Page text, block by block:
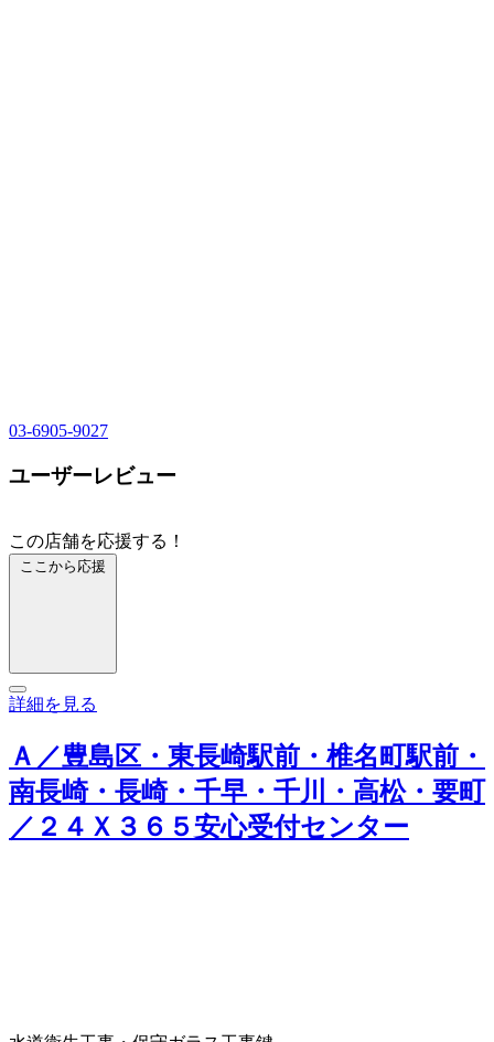
03-6905-9027
ユーザーレビュー
この店舗を応援する！
ここから応援
詳細を見る
Ａ／豊島区・東長崎駅前・椎名町駅前・
南長崎・長崎・千早・千川・高松・要町
／２４Ｘ３６５安心受付センター